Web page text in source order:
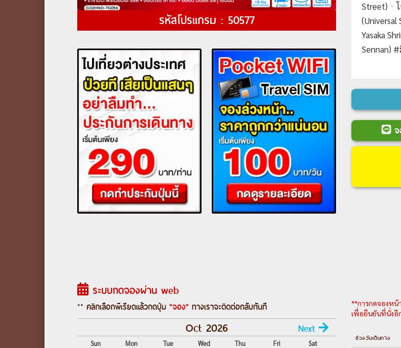
รหัสโปรแกรม : 50577
Street)ㆍ
(Universal
Yasaka
Sennan)
โ
เสะ- ถนน
น้ำแร่ธรร
Day 3 :ชม
อุโมงค์ใบ
โกย่า-ช้อ
ช
จ
ระบบกดจองผ่าน web
** คลิกเลือกพีเรียดแล้วกดปุ่ม"จอง" ทางเราจะติดต่อกลับทันที
Oct 2026 Next
Sun Mon Tue Wed Thu Fri
Sat
**การกดจองหน้
เพื่อยืนยันที่นั่งอี
ช่วงวันเดินทาง